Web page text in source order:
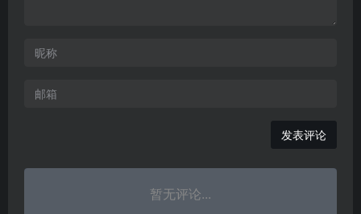
发表评论
暂无评论...